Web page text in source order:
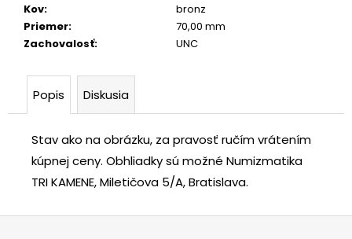
Kov:
bronz
Priemer:
70,00 mm
Zachovalosť: UNC
Popis Diskusia
Stav ako na obrázku, za pravosť ručím vrátením
kúpnej ceny. Obhliadky sú možné Numizmatika
TRI KAMENE, Miletičova 5/A, Bratislava.
Z